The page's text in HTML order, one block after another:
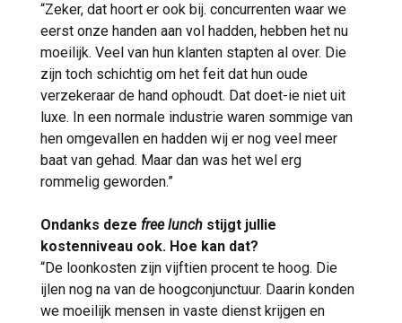
“Zeker, dat hoort er ook bij. concurrenten waar we
eerst onze handen aan vol hadden, hebben het nu
moeilijk. Veel van hun klanten stapten al over. Die
zijn toch schichtig om het feit dat hun oude
verzekeraar de hand ophoudt. Dat doet-ie niet uit
luxe. In een normale industrie waren sommige van
hen omgevallen en hadden wij er nog veel meer
baat van gehad. Maar dan was het wel erg
rommelig geworden.”
Ondanks deze free lunch stijgt jullie
kostenniveau ook. Hoe kan dat?
“De loonkosten zijn vijftien procent te hoog. Die
ijlen nog na van de hoogconjunctuur. Daarin konden
we moeilijk mensen in vaste dienst krijgen en